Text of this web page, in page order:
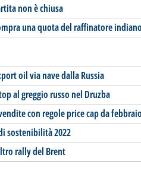
non è chiusa
una quota del raffinatore
oil via nave dalla Russia
al greggio russo nel Druzba
con regole price cap da
sostenibilità 2022
rally del Brent